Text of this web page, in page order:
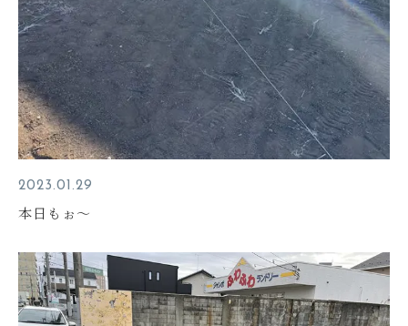
2023.01.29
本日もぉ～